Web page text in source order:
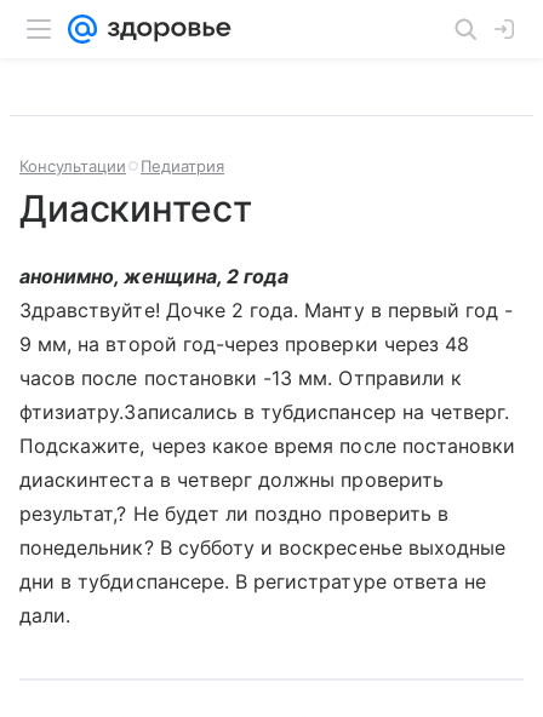
Консультации Педиатрия
Диаскинтест
анонимно, женщина, 2 года
Здравствуйте! Дочке 2 года. Манту в первый год -
9 мм, на второй год-через проверки через 48
часов после постановки -13 мм. Отправили к
фтизиатру.Записались в тубдиспансер на четверг.
Подскажите, через какое время после постановки
диаскинтеста в четверг должны проверить
результат,? Не будет ли поздно проверить в
понедельник? В субботу и воскресенье выходные
дни в тубдиспансере. В регистратуре ответа не
дали.